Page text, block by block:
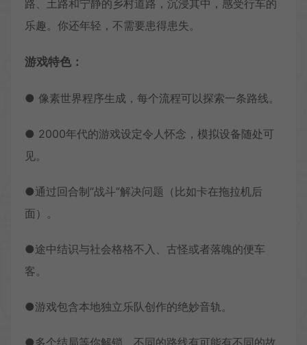
路、土路和宁静的乡村道路，沉浸其中，感受行车的
乐趣。你还年轻，不需要患得患失。
游戏特色：
● 像素世界程序生成，每个流程可以探索一条路线。
● 2000年代的游戏设定令人怀念，模拟设备随处可
见。
●通过回合制“战斗”解决问题（比如卡在拖拉机后
面）。
●途中结识与社会格格不入、古怪或者落魄的便车
客。
●游戏包含本地独立乐队创作的绝妙音轨。
●多个结局等你解锁，不同的路线有可能有不同的故